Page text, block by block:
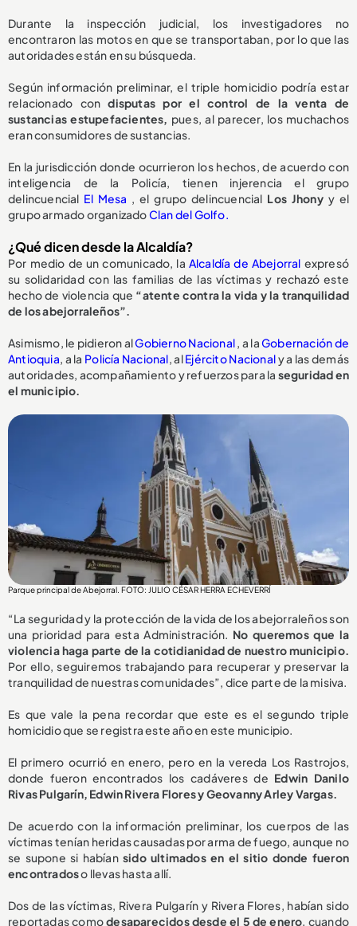
Durante la inspección judicial, los investigadores no
encontraron las motos en que se transportaban, por lo que las
autoridades están en su búsqueda.
Según información preliminar, el triple homicidio podría estar
relacionado condisputas por el control de la venta de
sustancias estupefacientes, pues, al parecer, los muchachos
eran consumidores de sustancias.
En la jurisdicción donde ocurrieron los hechos, de acuerdo con
inteligencia de la Policía, tienen injerencia el grupo
delincuencial El Mesa , el grupo delincuencial Los Jhonyy el
grupo armado organizadoClan del Golfo.
¿Qué dicen desde la Alcaldía?
Por medio de un comunicado, la Alcaldía de Abejorral expresó
su solidaridad con las familias de las víctimas y rechazó este
hecho de violencia que “atente contra la vida y la tranquilidad
de los abejorraleños”.
Asimismo, le pidieron alGobierno Nacional, a laGobernación de
Antioquia, a la Policía Nacional, alEjército Nacionaly a las demás
autoridades, acompañamiento y refuerzos para la seguridad en
el municipio.
Parque principal de Abejorral. FOTO: JULIO CÉSAR HERRA ECHEVERRÍ
“La seguridad y la protección de la vida de los abejorraleños son
una prioridad para esta Administración. No queremos que la
violencia haga parte de la cotidianidad de nuestro municipio.
Por ello, seguiremos trabajando para recuperar y preservar la
tranquilidad de nuestras comunidades”, dice parte de la misiva.
Es que vale la pena recordar que este es el segundo triple
homicidio que se registra este año en este municipio.
El primero ocurrió en enero, pero en la vereda Los Rastrojos,
donde fueron encontrados los cadáveres de Edwin Danilo
Rivas Pulgarín, Edwin Rivera Flores y Geovanny Arley Vargas.
De acuerdo con la información preliminar, los cuerpos de las
víctimas tenían heridas causadas por arma de fuego, aunque no
se supone si habíansido ultimados en el sitio donde fueron
encontradoso llevas hasta allí.
Dos de las víctimas, Rivera Pulgarín y Rivera Flores, habían sido
reportadas comodesaparecidos desde el 5 de enero, cuando